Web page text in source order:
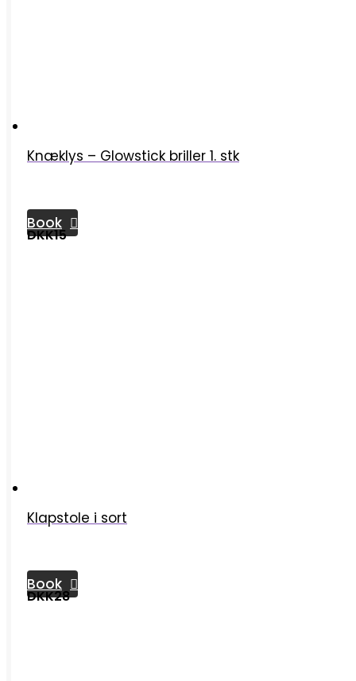
Knæklys – Glowstick briller 1. stk
DKK15
Book
Klapstole i sort
DKK28
Book